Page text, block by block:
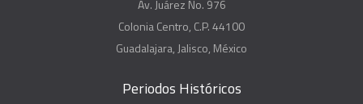
Av. Juárez No. 976
Colonia Centro, C.P. 44100
Guadalajara, Jalisco, México
Periodos Históricos